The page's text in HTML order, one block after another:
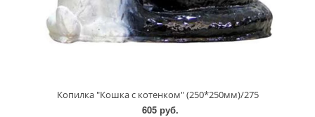
Копилка "Кошка с котенком" (250*250мм)/275
605 руб.